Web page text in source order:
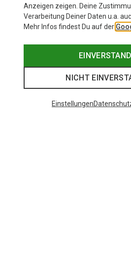
Anzeigen zeigen. Deine
Verarbeitung Deiner Daten u.a.
Mehr Infos findest Du auf der
NICHT
Einstellungen